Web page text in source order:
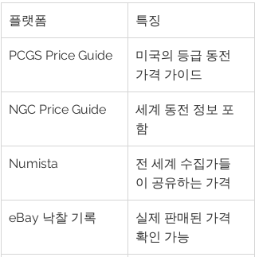
플랫폼 특징
PCGS Price Guide
미국의 등급 동전
가격 가이드
NGC Price Guide
세계 동전 정보 포
함
Numista
전 세계 수집가들
이 공유하는 가격
eBay 낙찰 기록
실제 판매된 가격
확인 가능